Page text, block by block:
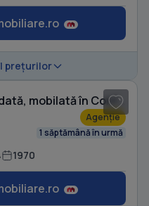
prețurilor
Garsonieră semidecomandată, mobilată în Confecții
Agenție
1 săptămână în urmă
1970